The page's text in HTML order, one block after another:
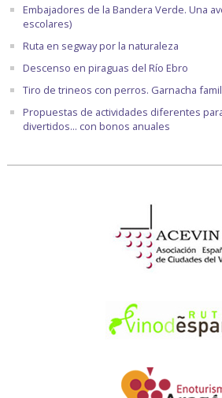
Embajadores de la Bandera Verde. Una
escolares)
Ruta en segway por la naturaleza
Descenso en piraguas del Río Ebro
Tiro de trineos con perros. Garnacha
Propuestas de actividades diferentes
divertidos... con bonos anuales